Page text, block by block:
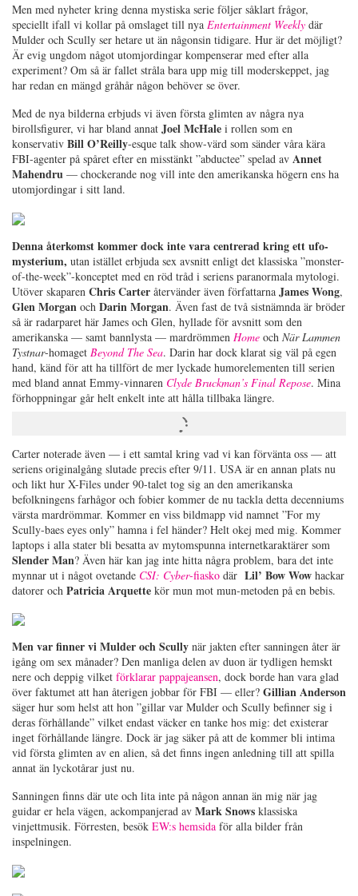
Men med nyheter kring denna mystiska serie följer såklart frågor,
speciellt ifall vi kollar på omslaget till nya Entertainment Weekly där
Mulder och Scully ser hetare ut än någonsin tidigare. Hur är det möjligt?
Är evig ungdom något utomjordingar kompenserar med efter alla
experiment? Om så är fallet stråla bara upp mig till moderskeppet, jag
har redan en mängd gråhår någon behöver se över.
Med de nya bilderna erbjuds vi även första glimten av några nya
birollsfigurer, vi har bland annat Joel McHale i rollen som en
konservativ Bill O’Reilly-esque talk show-värd som sänder våra kära
FBI-agenter på spåret efter en misstänkt ”abductee” spelad av Annet
Mahendru — chockerande nog vill inte den amerikanska högern ens ha
utomjordingar i sitt land.
Denna återkomst kommer dock inte vara centrerad kring ett ufo-
mysterium, utan istället erbjuda sex avsnitt enligt det klassiska ”monster-
of-the-week”-konceptet med en röd tråd i seriens paranormala mytologi.
Utöver skaparen Chris Carter återvänder även författarna James Wong,
Glen Morgan och Darin Morgan. Även fast de två sistnämnda är bröder
så är radarparet här James och Glen, hyllade för avsnitt som den
amerikanska — samt bannlysta — mardrömmen Home och När Lammen
Tystnar-homaget Beyond The Sea. Darin har dock klarat sig väl på egen
hand, känd för att ha tillfört de mer lyckade humorelementen till serien
med bland annat Emmy-vinnaren Clyde Bruckman’s Final Repose. Mina
förhoppningar går helt enkelt inte att hålla tillbaka längre.
Carter noterade även — i ett samtal kring vad vi kan förvänta oss — att
seriens originalgång slutade precis efter 9/11. USA är en annan plats nu
och likt hur X-Files under 90-talet tog sig an den amerikanska
befolkningens farhågor och fobier kommer de nu tackla detta decenniums
värsta mardrömmar. Kommer en viss bildmapp vid namnet ”For my
Scully-baes eyes only” hamna i fel händer? Helt okej med mig. Kommer
laptops i alla stater bli besatta av mytomspunna internetkaraktärer som
Slender Man? Även här kan jag inte hitta några problem, bara det inte
mynnar ut i något ovetande CSI: Cyber-fiasko där Lil’ Bow Wow hackar
datorer och Patricia Arquette kör mun mot mun-metoden på en bebis.
Men var finner vi Mulder och Scully när jakten efter sanningen åter är
igång om sex månader? Den manliga delen av duon är tydligen hemskt
nere och deppig vilket förklarar pappajeansen, dock borde han vara glad
över faktumet att han återigen jobbar för FBI — eller? Gillian Anderson
säger hur som helst att hon ”gillar var Mulder och Scully befinner sig i
deras förhållande” vilket endast väcker en tanke hos mig: det existerar
inget förhållande längre. Dock är jag säker på att de kommer bli intima
vid första glimten av en alien, så det finns ingen anledning till att spilla
annat än lyckotårar just nu.
Sanningen finns där ute och lita inte på någon annan än mig när jag
guidar er hela vägen, ackompanjerad av Mark Snows klassiska
vinjettmusik. Förresten, besök EW:s hemsida för alla bilder från
inspelningen.